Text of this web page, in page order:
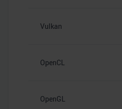
Vulkan
OpenCL
OpenGL